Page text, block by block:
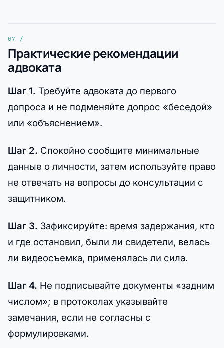
Практические рекомендации
адвоката
Шаг 1. Требуйте адвоката до первого
допроса и не подменяйте допрос «беседой»
или «объяснением».
Шаг 2. Спокойно сообщите минимальные
данные о личности, затем используйте право
не отвечать на вопросы до консультации с
защитником.
Шаг 3. Зафиксируйте: время задержания, кто
и где остановил, были ли свидетели, велась
ли видеосъемка, применялась ли сила.
Шаг 4. Не подписывайте документы «задним
числом»; в протоколах указывайте
замечания, если не согласны с
формулировками.